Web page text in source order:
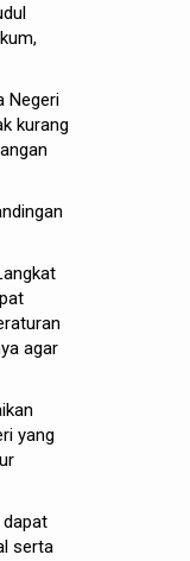
Negeri
kurang
agar
yang
serta